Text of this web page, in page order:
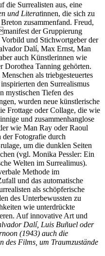
die Surrealisten aus, eine
und Literatinnen, die sich zu
zusammenfand. Freud,
der Gruppierung
und Stichwortgeber der
Dalí, Max Ernst, Man
auch Künstlerinnen wie
Dorothea Tanning gehörten.
als triebgesteuertes
den Surrealismus
mystischen Tiefen des
wurden neue künstlerische
Frottage oder Collage, die wie
und zusammenhanglose
wie Man Ray oder Raoul
Fotografie durch
um die dunklen Seiten
(vgl. Monika Pessler: Ein
Welten im Surrealimus).
Methode im
und das automatische
als schöpferische
des Unterbewussten zu
wie unterdrückte
Auf innovative Art und
Dalí, Luis Buñuel oder
(1943) auch die
des Films, um Traumzustände